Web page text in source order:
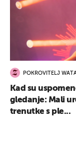
POKROVITELJ
Kad su
gledanje: Mali
trenutke s ple...